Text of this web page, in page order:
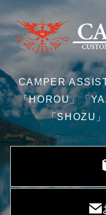
CAMPER
「HOROU」「
「SHOZU